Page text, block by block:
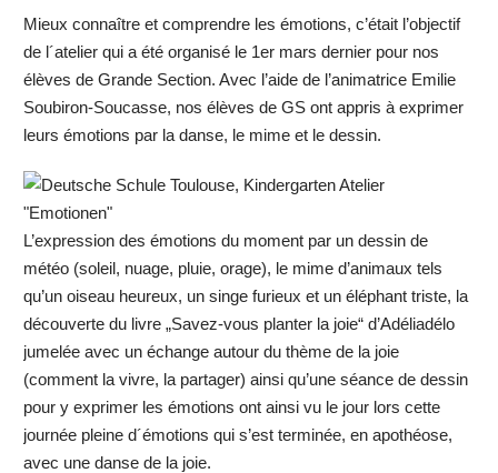
Mieux connaître et comprendre les émotions, c’était l’objectif
de l´atelier qui a été organisé le 1er mars dernier pour nos
élèves de Grande Section. Avec l’aide de l’animatrice Emilie
Soubiron-Soucasse, nos élèves de GS ont appris à exprimer
leurs émotions par la danse, le mime et le dessin.
L’expression des émotions du moment par un dessin de
météo (soleil, nuage, pluie, orage), le mime d’animaux tels
qu’un oiseau heureux, un singe furieux et un éléphant triste, la
découverte du livre „Savez-vous planter la joie“ d’Adéliadélo
jumelée avec un échange autour du thème de la joie
(comment la vivre, la partager) ainsi qu’une séance de dessin
pour y exprimer les émotions ont ainsi vu le jour lors cette
journée pleine d´émotions qui s’est terminée, en apothéose,
avec une danse de la joie.